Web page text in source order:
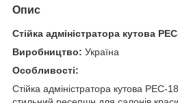
Опис
Стійка адміністратора кутова
Виробництво: Україна
Особливості:
Стійка адміністратора кутова PEC-